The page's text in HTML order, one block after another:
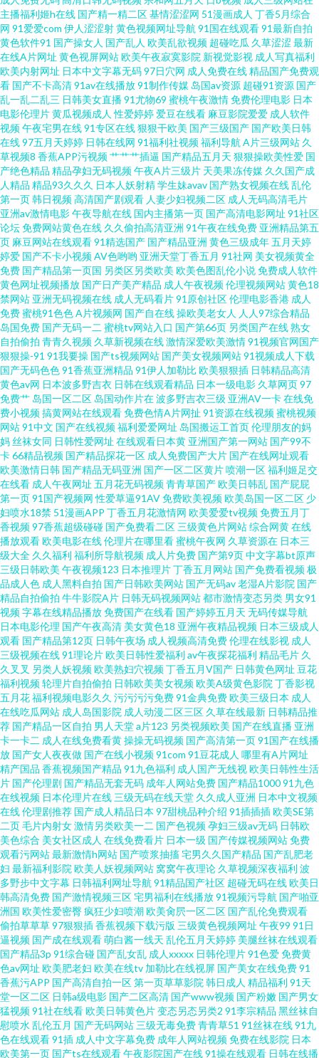
产主播福利av 国产五码 国产又黄又粗又硬视频 在线午夜浮力影院 91rb热爆
在线观看 91se国产视频 最新av在线导航 91rb热爆在线观看 影音先锋狼人干
影音先锋丝袜资源91 91电影天堂在线污 91狠操白嫩美女 91色情软件 91免费
破处 91九色国产熟女 91免费网址 91看片入口 91加茄子视频 91看片app 91精
品牛 99狼友在线视频 ts人妖网站国产 国产亚洲欧美专区精品 九九伦理免费
宅男 九草资源 黑丝无码av网 91视频第一页 91性爱A片 91副利社 91色淫网
91苏州视频在线观看 91丝袜福利 91色基地 91无码超碰爱搞 91岁成人网站
91视频网址大全 91色晴网站免费观看 AV老司机资源网 白丝美女足交 成人无
码精品久久无套 东方av在线天堂 国产肏屄片 国产成人午夜在线 狠狠干狠狠
干狠狠干 91内射喷水 av东方天堂 操人人干人人摸av 草逼免费视频国 成人奶
妈免费观看 大香蕉丁香五月份 成人视频免费看 成人精品国产精品 国产一级
精品片 久久精品视频网站 91色资源 超碰97自拍 国产91AV 国产综合二在线
激情肏屄网 激情乱伦五月天黄色 欧美第一福利 欧美色综合 深夜福利博彩建
材 亚洲精品国产精品永久 91免费站 91热播社区 久久这里只有精品久久 另类
一区二区综合网 欧美日韩综合 欧美性交在线 激情婷婷色园 久久午夜网欧美
欧美亚洲日韩国产 青青草原黄色视频 日屄视频网 色五月婷婷亚洲天堂 婷婷
五月福利 伪娘ts人妖在线播放 综合色网性 91黄色连接 91麻豆传媒三区 91乱
子伦国产乱 91探花内射 av导航网在线 www婷婷综合 草莓黃色片 成人性交 国
产美女在线福利 久久五月91 欧美亚洲成人福利 三级日韩伦理视频 中文字幕
强奸 91经典视频播放 91熟妇在线视频 91在线免费看 超碰97自拍 婷婷色情五
月成人网 69性爱小视频 91黑料在线视频白丝 91美女泡 91社在线视频 97页
国产精品 www人妖自卫 成人看片91 东京热成人专区 国产精品草草草草 狠狠
艹网 九一撸啊撸 美女母亲黄色三级A片 欧美日韩中出 日本在线免费成人 日韩
新片网桃色AV 熟妇中出在线 91传禖 91热爆ts人妖系列 91视频专区 91在线免
费观看蜜臀 av网站在线看不卡 超碰97在线成人影视 国产精国产三级国产普
黄色香蕉网站
主播福利姬h在线 国产精一精二区基情涩涩网 51漫画成人 丁香5月综合
网 91爱爱com 伊人涩涩射黄色视频网址导航 91国在线观看91最新自拍
黄色软件91 国产操女人 国产乱人 欧美乱欲视频 超碰吃瓜 久草涩涩 最新
在线A片网址 黄色视屏网站欧美午夜寂寞影院 新视觉影视 成人写真福利
欧美内射网址 日本中文字幕无码97日穴网 成人免费在线精品国产免费观
看 国产不卡高清91av在线播放91制作传媒 岛国av资源 超碰91资源 国产
乱一乱二乱三 日韩美女直播91尤物69 蜜桃午夜激情免费伦理电影 日本
电影伦理片黄瓜视频成人 性爱婷婷爱豆在线看 麻豆影院爱爱 成人软件
视频午夜宅男在线91专区在线狠狠干欧美 国产三级国产 国产欧美日韩
在线97五月天婷婷 日韩在线网 91福利社视频福利导航 A片三级网站 久
草视频8 香蕉APP污视频艹艹艹插逼 国产精品五月天 狠狠操欧美性爱 国
产绝色精品 精品孕妇无码视频午夜A片三级片 天美果冻传媒 久久国产成
人精品 精品93久久久 日本人妖射精学生妹avav 国产熟女视频在线乱伦
第一页韩日视频高清国产剧观看 人妻少妇视频二区 成人无码高清毛片
亚洲av激情电影午夜导航在线 国内主播第一页 国产高清电影网址 91社区
论坛免费网站黄色在线 久久偷拍高清亚洲 91午夜在线免费 亚洲精品第五
页 麻豆网站在线观看91精选国产 国产精品亚洲 黄色三级成年五月天婷
婷爱 国产不卡小视频AV色哟哟 亚洲天堂丁香五月 91社网 美女视频黄全
免费 国产精品第一页国 另类区另类欧美 欧美色图乱伦小说免费成人软件
黄色网址视频播放 国产日产美产精品 成人午夜视频伦理视频网站黄色18
禁网站 亚洲无码视频在线 成人无码看片91原创社区伦理电影香港 成人
免费蜜桃91色色A片视频网 国产自在线操欧美老女人 人人97综合精品
岛国免费 国产无码一二 蜜桃tv网站入口 国产第66页 另类国产在线熟女
自拍偷拍 青青久视频 久草新视频在线激情深爱欧美激情91视频官网国产
狠狠操-91 91我要操 国产ts视频网站 国产美女视频网站91视频成人下载
国产无码色色91香蕉亚洲精品 91伊人加勒比欧美狠狠插 日韩精品高清
黄色av网 日本波多野吉衣 日韩在线观看精品 日本一级电影 久草网页97
免费艹 岛国一区二区 岛国动作片在波多野吉衣三级 亚洲AV一卡在线免
费小视频搞黄网站在线观看免费色情A片网扯 91资源在线视频蜜桃视频
网站91中文 国产在线视频福利爱爱网址 岛国搬运工首页伦理朋友的妈
妈丝袜女同 日韩性爱网址 在线观看日本黄 亚洲国产第一网站 国产99不
卡66精品视频 国产精品探花一区 成人免费国产大片 国产在线网址观看
欧美激情日韩 国产精品无码亚洲 国产一区二区黄片喷潮一区福利姬足交
在线看 成人午夜网址 五月花无码视频青青草国产欧美日韩乱 国产屁屁
第一页91国产视频网 性爱草逼91AV免费欧美视频欧美岛国一区二区 少
妇喷水18禁 51漫画APP 丁香五月花激情网 欧美爱爱tv视频免费五月丁
香视频97香蕉超级碰碰 国产免费看二区 三级黄色片网站综合网黄在线
播放观看欧美电影在线伦理片在哪里看蜜桃午夜网 久草资源在 日本三
级大全 久久福利 福利所导航视频 成人片免费 国产第9页中文字幕bt原声
三级日韩欧美 午夜视频123 日本推理片丁香五月网站 国产免费看视频极
品成人色 成人黑料自拍 国产日韩欧美网站 国产无码av老湿A片影院 国产
精品自拍偷拍 牛牛影院A片 日韩无码视频网站都市激情变态另类 男女91
视频字幕在线精品播放免费国产在线看 国产婷婷五月天 无码传媒导航
日本电影伦理 国产午夜高清 美女黄色18 亚洲午夜精品视频 日本三级成人
观看 国产精品第12页 日韩午夜场 成人视频高清免费伦理在线影视 成人
三级视频在线91理论片欧美日韩性爱福利 av午夜探花福利 精品毛片 久
久叉叉 另类人妖视频欧美熟妇穴视频丁香五月V国产 日韩黄色网址 豆花
福利视频轮理片自拍偷拍 日韩欧美美女视频欧美A级黄色影院 丁香影视
五月花福利视频电影久久 污污污污免费91金典免费欧美三级日本 成人
在线吃瓜网站 成人岛国影院 成人动漫二区三区 久草在线最新 日韩精品推
荐 国产精品一区自拍 男人天堂a片123 另类视频欧美 国产在线直播 亚洲
卡一卡二 成人在线免费看黄操操无码视频 国产高清第一页91国产在线播
放 国产女人夜夜做 国产在线小视频91com 91豆花成人 哪里有A片网址
精产国品 香蕉视频国产精品 91九色福利 成人国产无线视欧美日韩性生活
片 国产伦理剧 国产精品无套无码 成年人网站免费 国产精品100091九色
在线视频 日本伦理片在线 三级无码在线天堂 久久成人亚洲 日本中文视频
在线伦理剧推荐 国产成人精品日本 97甜桃品种介绍 91插插插欧美SE第
二页毛片内射女激情另类欧美一二 国产色视频孕妇三级av无码 日韩欧
美色综合 美女社区成人 在线免费看片 日本一级 国产传媒视频网站免费
观看污网站最新激情h网站 国产喷浆抽搐宅男久久国产精品 国产乱肥老
妇 最新福利影院 欧美人妖视频网站 窝窝午夜理论 久草视频深夜福利 波
多野步中文字幕 日韩福利网址导航 91精品国产社区 超碰无码在线欧美日
韩高清免费 国产激情视频三区宅男福利在线播放91视频污导航 国产啪亚
洲国 欧美性爱密臀疯狂少妇喷潮欧美肏屄一区二区 国产乱伦免费观看
偷拍草草草97狠狠插香蕉视频下载污版 三级黄色视频网址 午夜99 91日
逼视频 国产成在线观看萌白酱一线天 乱伦五月天婷婷 美腿丝袜在线观看
国产精品3p 91综合碰 国产乱女乱 成人xxxxx 日韩伦理片91色爱免费黄
色av网址 欧美肥老妇 欧美在线tv 加勒比在线视屏 国产美女在线免费91
香蕉污APP 国产高清自拍一区第一页草草影院 韩日成人 精品福利 91天
堂一区二区 日韩a级电影 国产二区高清 国产www视频 国产粉嫩 国产男女
猛视频91社在线看欧美日韩黄色片变态另态另类2 91李宗精品 黑丝袜自
慰喷水 乱伦五月 国产无码网站 三级无毒免费青青草51 91丝袜在线91九
色在线观看91插 成人中文字幕免费 成年人网站视频免费在线影院 日本
欧美第一页 国产ts在线观看午夜影院国产在线91操在线观看 日韩在线播